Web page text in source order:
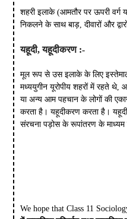
शहरी इलाके (आमतौर पर ऊपरी वर्ग
निकलने के साथ बाड़, दीवारों और
यहूदी, यहूदीकरण :-
मूल रूप से उस इलाके के लिए इस्तेमाल
मध्ययुगीन यूरोपीय शहरों में रहते थे,
या अन्य आम पहचान के लोगों की
करता है। यहूदीकरण करता है।
संरचना पड़ोस के रूपांतरण के माध्यम
We hope that Class 11